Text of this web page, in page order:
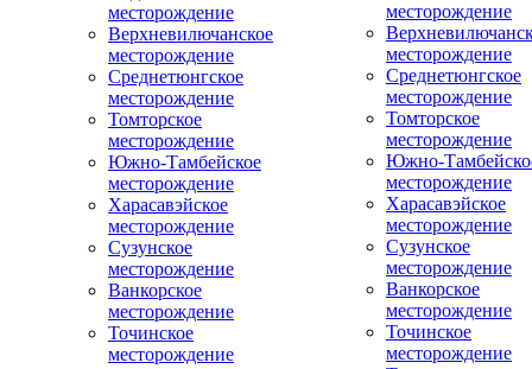
месторождение
Верхневилючанское
месторождение
Среднетюнгское
месторождение
Томторское
месторождение
Южно-Тамбейское
месторождение
Харасавэйское
месторождение
Сузунское
месторождение
Ванкорское
месторождение
Точинское
месторождение
месторождение
месторождение
Среднетюнгское
месторождение
Томторское
месторождение
Южно-
месторождение
Харасавэйское
месторождение
Сузунское
месторождение
Ванкорское
месторождение
Точинское
месторождение